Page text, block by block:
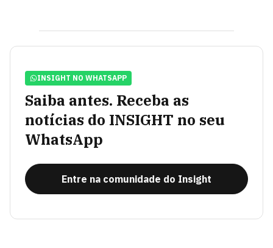
INSIGHT NO WHATSAPP
Saiba antes. Receba as
notícias do INSIGHT no seu
WhatsApp
Entre na comunidade do Insight